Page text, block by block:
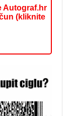
Autograf.hr
(kliknite